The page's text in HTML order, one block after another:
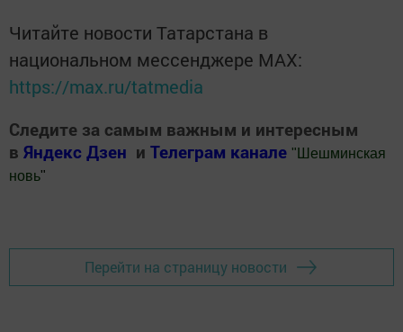
Читайте новости Татарстана в
национальном мессенджере MАХ:
https://max.ru/tatmedia
Следите за самым важным и интересным
в Яндекс Дзен и Телеграм канале " Шешминская
новь"
Перейти на страницу новости